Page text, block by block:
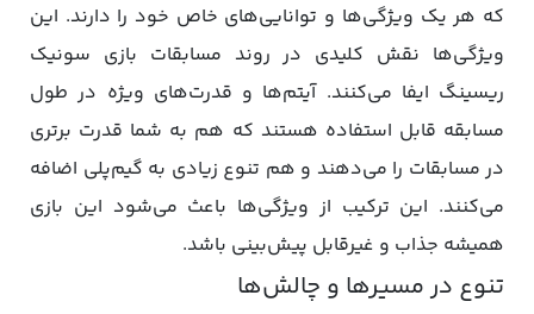
که هر یک ویژگی‌ها و توانایی‌های خاص خود را دارند. این
ویژگی‌ها نقش کلیدی در روند مسابقات بازی سونیک
ریسینگ ایفا می‌کنند. آیتم‌ها و قدرت‌های ویژه در طول
مسابقه قابل استفاده هستند که هم به شما قدرت برتری
در مسابقات را می‌دهند و هم تنوع زیادی به گیم‌پلی اضافه
می‌کنند. این ترکیب از ویژگی‌ها باعث می‌شود این بازی
همیشه جذاب و غیرقابل پیش‌بینی باشد.
تنوع در مسیرها و چالش‌ها